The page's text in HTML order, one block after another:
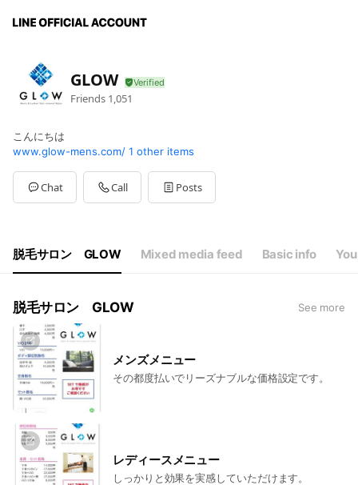
GLOW
Friends 1,051
こんにちは
www.glow-mens.com/ 1 other items
Chat Call Posts
脱毛サロン GLOW Mixed media feed Basic info
脱毛サロン GLOW See more
メンズメニュー
その都度払いでリーズナブルな価格設定です。
レディースメニュー
しっかりと効果を実感していただけます。